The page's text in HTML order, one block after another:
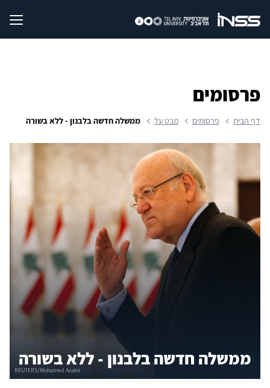
פרסומים
דף הבית פרסומים מבט על ממשלה חדשה בלבנון - ללא בשורה
ממשלה חדשה בלבנון - ללא בשורה